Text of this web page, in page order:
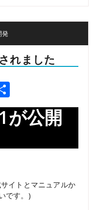
発
れました
有
が公開
イトとマニュアルか
です。)